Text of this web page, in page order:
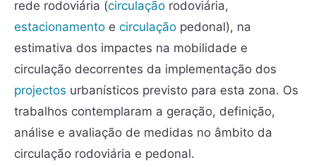
rede rodoviária (circulação rodoviária,
estacionamento e circulação pedonal), na
estimativa dos impactes na mobilidade e
circulação decorrentes da implementação dos
projectos urbanísticos previsto para esta zona. Os
trabalhos contemplaram a geração, definição,
análise e avaliação de medidas no âmbito da
circulação rodoviária e pedonal.